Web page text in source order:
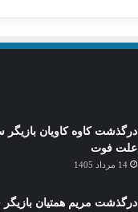
درگذشت کاوه کاویان بازیگر
علت فوت
14 مرداد 1405